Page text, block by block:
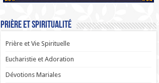
Prière et Spiritualité
Prière et Vie Spirituelle
Eucharistie et Adoration
Dévotions Mariales